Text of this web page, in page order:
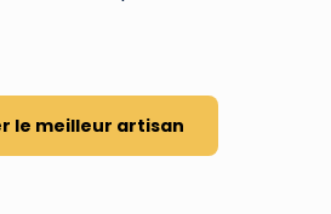
le meilleur artisan